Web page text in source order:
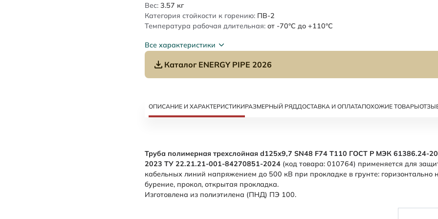
Вес: 3.57 кг
Категория стойкости к горению: ПВ-2
Температура рабочая длительная: от -70°C до +110°C
Все характеристики
Каталог ENERGY PIPE 2026
ОПИСАНИЕ И ХАРАКТЕРИСТИКИРАЗМЕРНЫЙ РЯДДОСТАВКА И ОПЛАТАПОХОЖИЕ ТОВАРЫ
Труба полимерная трехслойная d125х9,7 SN48 F74 Т110 ГОСТ Р МЭК 61386.24-
2023 ТУ 22.21.21-001-84270851-2024 (код товара: 010764) применяется для
кабельных линий напряжением до 500 кВ при прокладке в грунте: горизонтально
бурение, прокол, открытая прокладка.
Изготовлена из полиэтилена (ПНД) ПЭ 100.